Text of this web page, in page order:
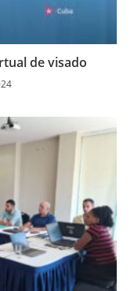
de visado